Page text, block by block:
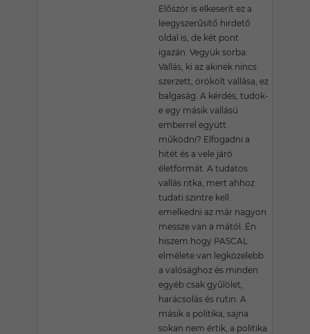
Először is elkeserít ez a
leegyszerűsítő hirdető
oldal is, de két pont
igazán. Vegyük sorba:
Vallás, ki az akinek nincs
szerzett, örökölt vallása, ez
balgaság. A kérdés, tudok-
e egy másik vallású
emberrel együtt
működni? Elfogadni a
hitét és a vele járó
életformát. A tudatos
vallás ritka, mert ahhoz
tudati szintre kell
emelkedni az már nagyon
messze van a mától. Én
hiszem hogy PASCAL
elmélete van legközelebb
a valósághoz és minden
egyéb csak gyűlölet,
harácsolás és rutin. A
másik a politika, sajna
sokan nem értik, a politika